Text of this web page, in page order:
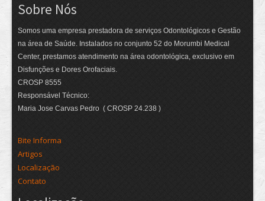
Sobre Nós
Somos uma empresa prestadora de serviços Odontológicos e Gestão
na área de Saúde. Instalados no conjunto 52 do Morumbi Medical
Center, prestamos atendimento na área odontológica, exclusivo em
Disfunções e Dores Orofaciais.
CROSP 8555
Responsável Técnico:
Maria Jose Carvas Pedro ( CROSP 24.238 )
Bite Informa
Artigos
Localização
Contato